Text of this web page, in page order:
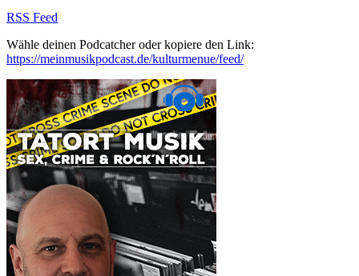
RSS Feed
Wähle deinen Podcatcher oder kopiere den Link:
https://meinmusikpodcast.de/kulturmenue/feed/